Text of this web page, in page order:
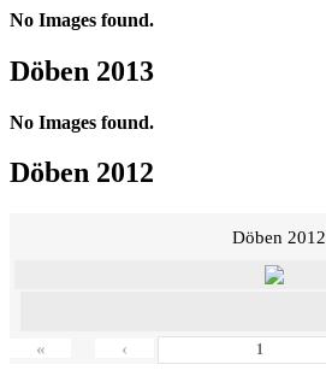
No Images found.
Döben 2013
No Images found.
Döben 2012
Döben 2012
« ‹